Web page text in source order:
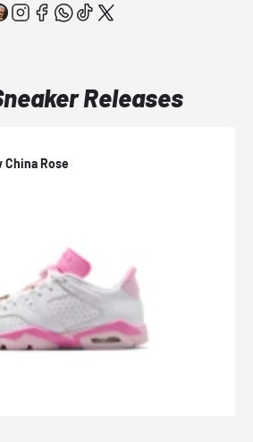
Releases
China Rose